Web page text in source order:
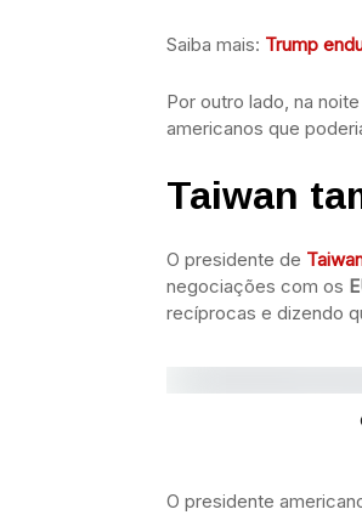
Saiba mais: Trump
Por outro lado, na
americanos que
Taiwan
O presidente de
negociações com os
recíprocas e dizendo
O presidente